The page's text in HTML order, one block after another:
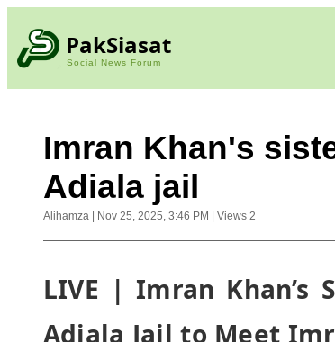
PakSiasat
Social News Forum
Imran Khan's
Adiala jail
Alihamza Nov 25, 2025, 3:46 PM Views 2
LIVE | Imran Khan’s
Adiala Jail to Meet